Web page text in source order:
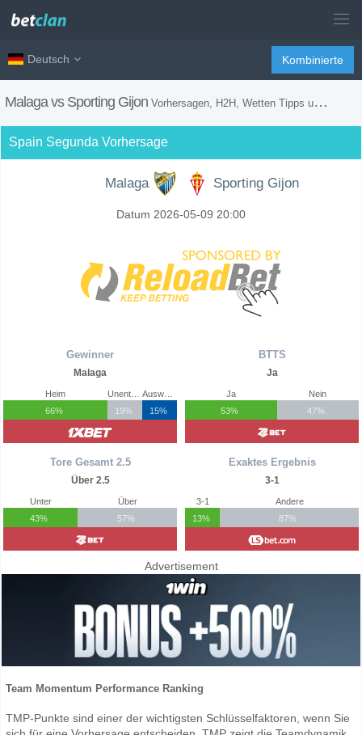
Deutsch Kombinierte
Malaga vs Sporting Gijon Vorhersagen, H2H, Wetten Tipps und Spiel Vorschau
Spain Segunda Vorhersage
Malaga Sporting Gijon
Datum 2026-05-09 20:00
Gewinner
Malaga
Heim
66%
19%
15%
Tore Gesamt 2.5
Über 2.5
Unter
43%
Über
57%
BTTS
Ja
Ja
53%
Nein
47%
Exaktes Ergebnis
3-1
3-1
13%
Andere
87%
Advertisement
Team Momentum Performance Ranking
TMP-Punkte sind einer der wichtigsten Schlüsselfaktoren, wenn Sie